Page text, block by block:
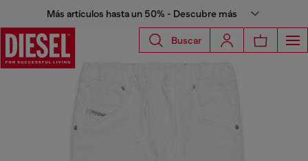
Más artículos hasta un 50% - Descubre más
Buscar